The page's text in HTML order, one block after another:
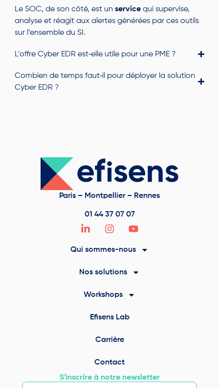
Le SOC, de son côté, est un service qui supervise,
analyse et réagit aux alertes générées par ces outils
sur l’ensemble du SI.
L'offre Cyber EDR est‑elle utile pour une PME ?
Combien de temps faut‑il pour déployer la solution
Cyber EDR ?
Paris – Montpellier – Rennes
01 44 37 07 07
Qui sommes-nous
Nos solutions
Workshops
Efisens Lab
Carrière
Contact
S'inscrire à notre newsletter